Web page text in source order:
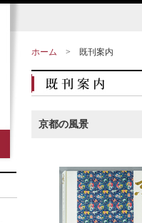
ホーム > 既刊案内
京都の風景